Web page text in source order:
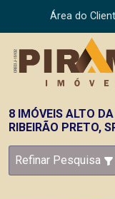
Área do
8 IMÓVEIS ALTO
RIBEIRÃO PRETO,
Refinar Pesquisa